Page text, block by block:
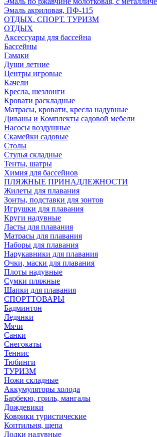
Эмаль акриловая, ПФ-115
ОТДЫХ. СПОРТ. ТУРИЗМ
ОТДЫХ
Аксессуары для бассейна
Бассейны
Гамаки
Души летние
Центры игровые
Качели
Кресла, шезлонги
Кровати раскладные
Матрасы, кровати, кресла надувные
Диваны и Комплекты садовой мебели
Насосы воздушные
Скамейки садовые
Столы
Стулья складные
Тенты, шатры
Химия для бассейнов
ПЛЯЖНЫЕ ПРИНАДЛЕЖНОСТИ
Жилеты для плавания
Зонты, подставки для зонтов
Игрушки для плавания
Круги надувные
Ласты для плавания
Матрасы для плавания
Наборы для плавания
Нарукавники для плавания
Очки, маски для плавания
Плоты надувные
Сумки пляжные
Шапки для плавания
СПОРТТОВАРЫ
Бадминтон
Ледянки
Мячи
Санки
Снегокаты
Теннис
Тюбинги
ТУРИЗМ
Ножи складные
Аккумуляторы холода
Барбекю, гриль, мангалы
Дождевики
Коврики туристические
Коптильня, щепа
Лодки надувные